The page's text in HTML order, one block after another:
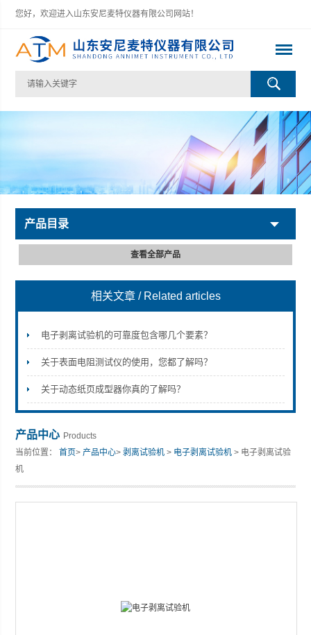
您好，欢迎进入山东安尼麦特仪器有限公司网站！
山东安尼麦特仪器有限公司
产品目录
查看全部产品
相关文章 / Related articles
电子剥离试验机的可靠度包含哪几个要素？
关于表面电阻测试仪的使用，您都了解吗？
关于动态纸页成型器你真的了解吗？
产品中心 Products
当前位置：首页>产品中心>剥离试验机 > 电子剥离试验机 > 电子剥离试验
机